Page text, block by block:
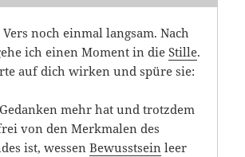
noch einmal langsam. Nach
ich einen Moment in dieStille.
auf dich wirken und spüre sie:
mehr hat und trotzdem
von den Merkmalen des
ist, wessenBewusstsein leer